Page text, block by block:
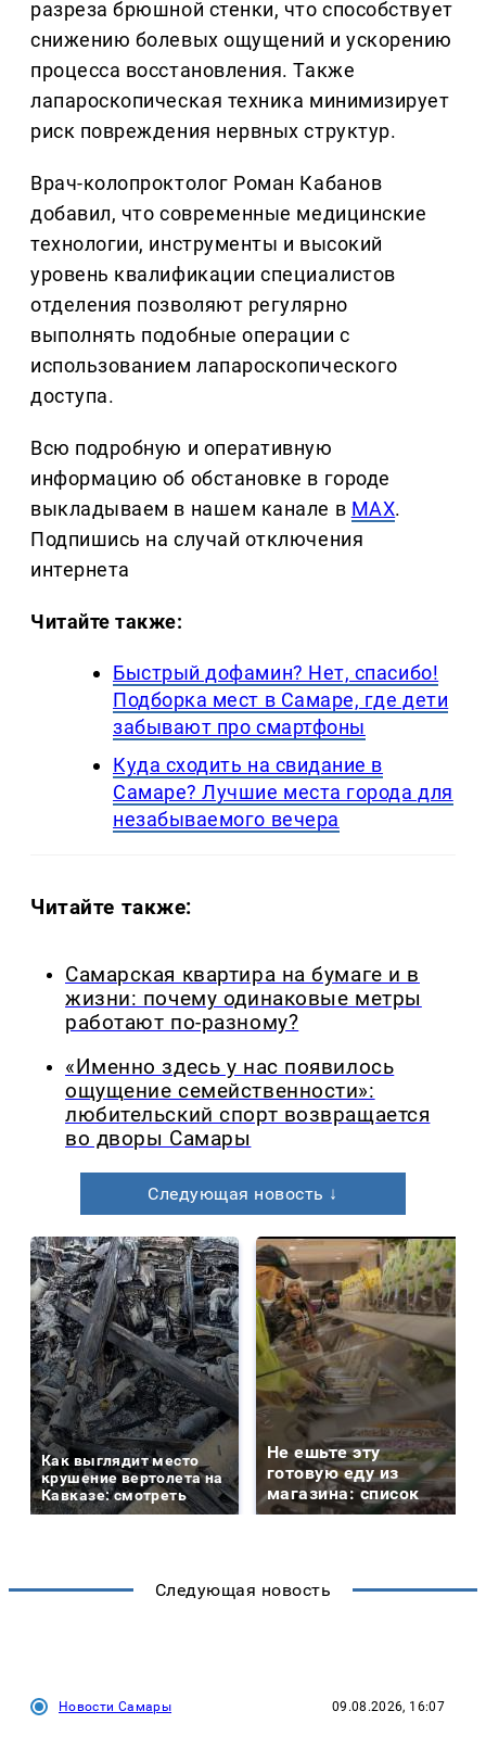
разреза брюшной стенки, что способствует
снижению болевых ощущений и ускорению
процесса восстановления. Также
лапароскопическая техника минимизирует
риск повреждения нервных структур.
Врач-колопроктолог Роман Кабанов
добавил, что современные медицинские
технологии, инструменты и высокий
уровень квалификации специалистов
отделения позволяют регулярно
выполнять подобные операции с
использованием лапароскопического
доступа.
Всю подробную и оперативную
информацию об обстановке в городе
выкладываем в нашем канале в MAX.
Подпишись на случай отключения
интернета
Читайте также:
Быстрый дофамин? Нет, спасибо!
Подборка мест в Самаре, где дети
забывают про смартфоны
Куда сходить на свидание в
Самаре? Лучшие места города для
незабываемого вечера
Читайте также:
Самарская квартира на бумаге и в
жизни: почему одинаковые метры
работают по-разному?
«Именно здесь у нас появилось
ощущение семейственности»:
любительский спорт возвращается
во дворы Самары
Следующая новость ↓
Как выглядит место
крушение вертолета на
Кавказе: смотреть
Не ешьте эту
готовую еду из
магазина: список
Следующая новость
Новости Самары 09.08.2026, 16:07